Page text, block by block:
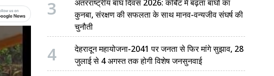
3
अंतरराष्ट्रीय बाघ दिवस 2026: कॉर्बेट में बढ़ता बाघों का
कुनबा, संरक्षण की सफलता के साथ मानव-वन्यजीव संघर्ष की
चुनौती
4
देहरादून महायोजना-2041 पर जनता से फिर मांगे सुझाव, 28
जुलाई से 4 अगस्त तक होगी विशेष जनसुनवाई